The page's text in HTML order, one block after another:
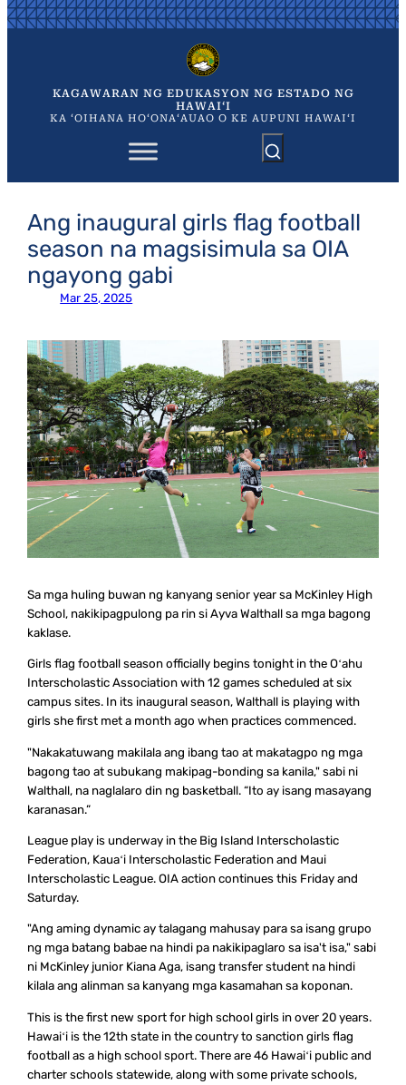
Skip
to
KAGAWARAN NG EDUKASYON NG ESTADO NG
HAWAIʻI
KA ʻOIHANA HOʻONAʻAUAO O KE AUPUNI HAWAIʻI
Ang inaugural girls flag football
season na magsisimula sa OIA
ngayong gabi
Mar 25, 2025
Sa mga huling buwan ng kanyang senior year sa McKinley High
School, nakikipagpulong pa rin si Ayva Walthall sa mga bagong
kaklase.
Girls flag football season officially begins tonight in the Oʻahu
Interscholastic Association with 12 games scheduled at six
campus sites. In its inaugural season, Walthall is playing with
girls she first met a month ago when practices commenced.
"Nakakatuwang makilala ang ibang tao at makatagpo ng mga
bagong tao at subukang makipag-bonding sa kanila," sabi ni
Walthall, na naglalaro din ng basketball. “Ito ay isang masayang
karanasan.”
League play is underway in the Big Island Interscholastic
Federation, Kauaʻi Interscholastic Federation and Maui
Interscholastic League. OIA action continues this Friday and
Saturday.
"Ang aming dynamic ay talagang mahusay para sa isang grupo
ng mga batang babae na hindi pa nakikipaglaro sa isa't isa," sabi
ni McKinley junior Kiana Aga, isang transfer student na hindi
kilala ang alinman sa kanyang mga kasamahan sa koponan.
This is the first new sport for high school girls in over 20 years.
Hawaiʻi is the 12th state in the country to sanction girls flag
football as a high school sport. There are 46 Hawaiʻi public and
charter schools statewide, along with some private schools,